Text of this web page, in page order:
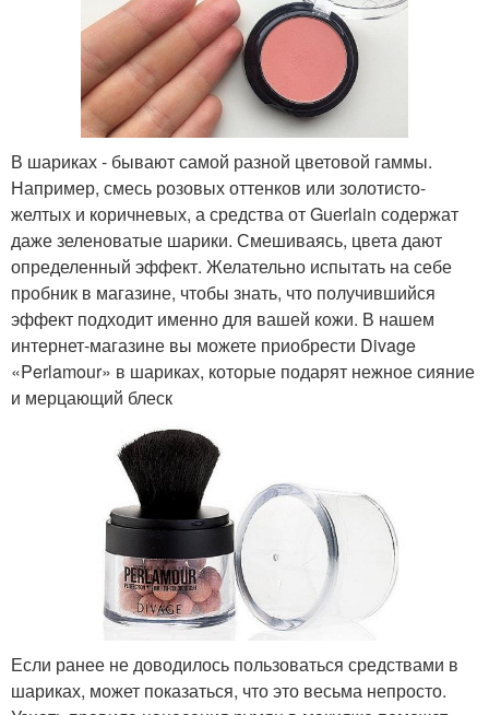
В шариках - бывают самой разной цветовой гаммы.
Например, смесь розовых оттенков или золотисто-
желтых и коричневых, а средства от Guerlain содержат
даже зеленоватые шарики. Смешиваясь, цвета дают
определенный эффект. Желательно испытать на себе
пробник в магазине, чтобы знать, что получившийся
эффект подходит именно для вашей кожи. В нашем
интернет-магазине вы можете приобрести Divage
«Perlamour» в шариках, которые подарят нежное сияние
и мерцающий блеск
Если ранее не доводилось пользоваться средствами в
шариках, может показаться, что это весьма непросто.